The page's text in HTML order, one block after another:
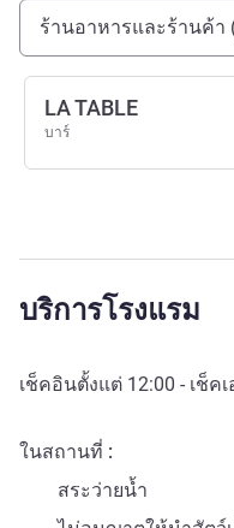
การเข้าถึงและการเดินท
ร้านอาหารและร้านค้า
LA TABLE
บาร์
บริการโรงแรม
เช็คอินตั้งแต่ 12:00 - เช็ค
ในสถานที่
สระว่ายน้ำ